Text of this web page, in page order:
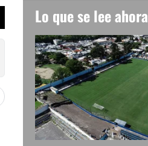
Lo que se lee ahora